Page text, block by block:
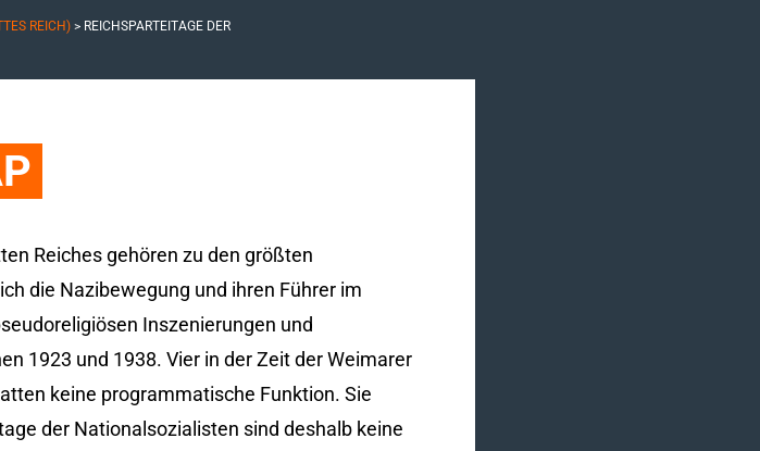
REICH) > REICHSPARTEITAGE DER
Reiches gehören zu den größten
die Nazibewegung und ihren Führer im
Inszenierungen und
1923 und 1938. Vier in der Zeit der Weimarer
keine programmatische Funktion. Sie
der Nationalsozialisten sind deshalb keine